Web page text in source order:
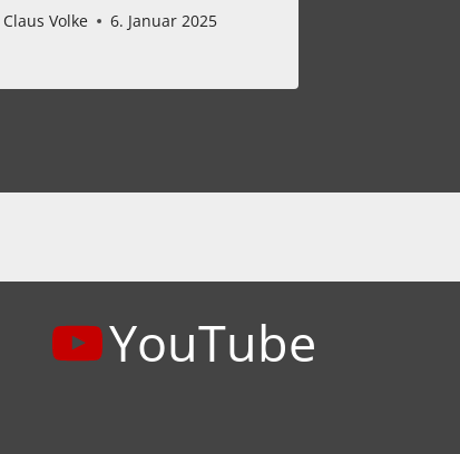
Claus Volke 6. Januar 2025
YouTube